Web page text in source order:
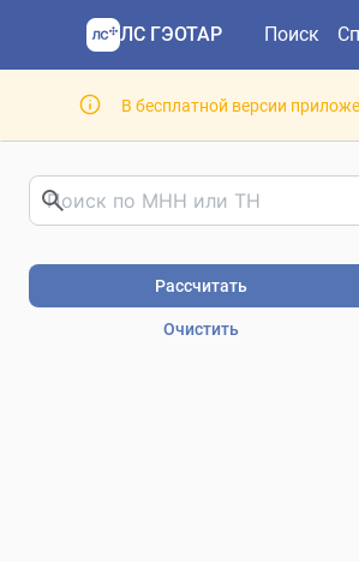
ЛС ГЭОТАР Поиск
В бесплатной версии
Рассчитать
Очистить
Риски